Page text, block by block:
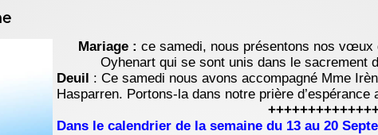
Mariage :ce samedi, nous présentons nos vœux
Oyhenart qui se sont unis dans le sacrement
Deuil
: Ce samedi nous avons accompagné Mme
Hasparren. Portons-la dans notre prière
Dans le calendrier de la semaine du 13 au 20